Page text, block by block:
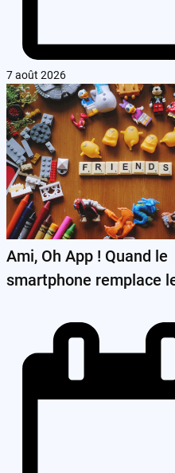
7 août 2026
Ami, Oh App ! Quand le
smartphone remplace